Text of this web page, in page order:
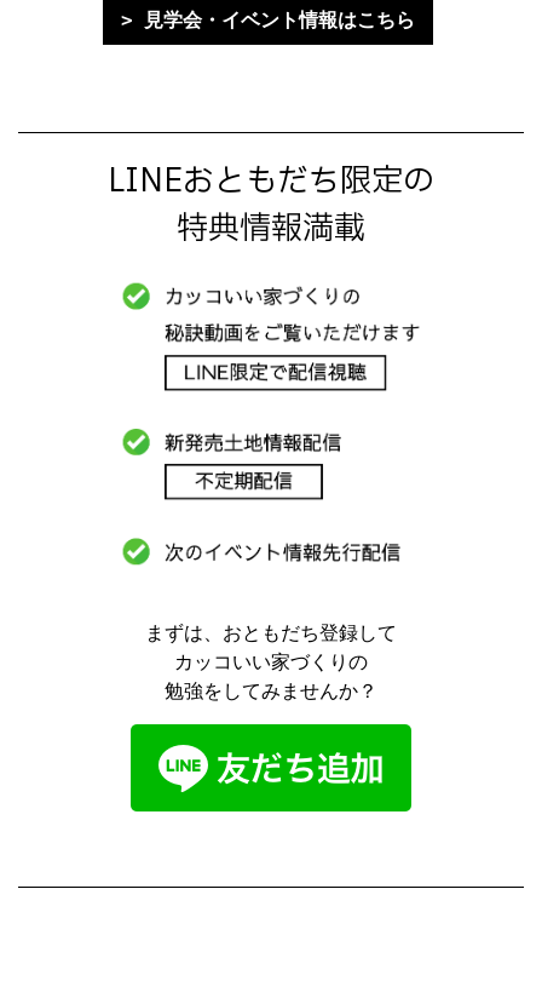
見学会・イベント情報はこちら
LINEおともだち限定の
特典情報満載
まずは、おともだち登録して
カッコいい家づくりの
勉強をしてみませんか？